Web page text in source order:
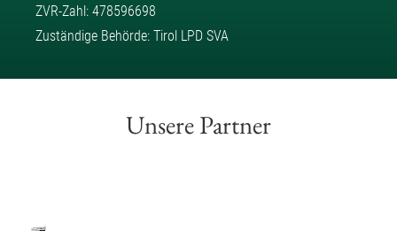
ZVR-Zahl: 478596698
Zuständige Behörde: Tirol LPD SVA
Unsere Partner